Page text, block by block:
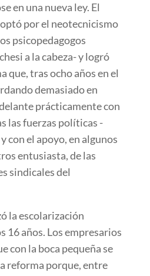
en una nueva ley. El
por el neotecnicismo
psicopedagogos
a la cabeza- y logró
que, tras ocho años en el
demasiado en
prácticamente con
las fuerzas políticas -
con el apoyo, en algunos
entusiasta, de las
sindicales del
la escolarización
16 años. Los empresarios
con la boca pequeña se
reforma porque, entre